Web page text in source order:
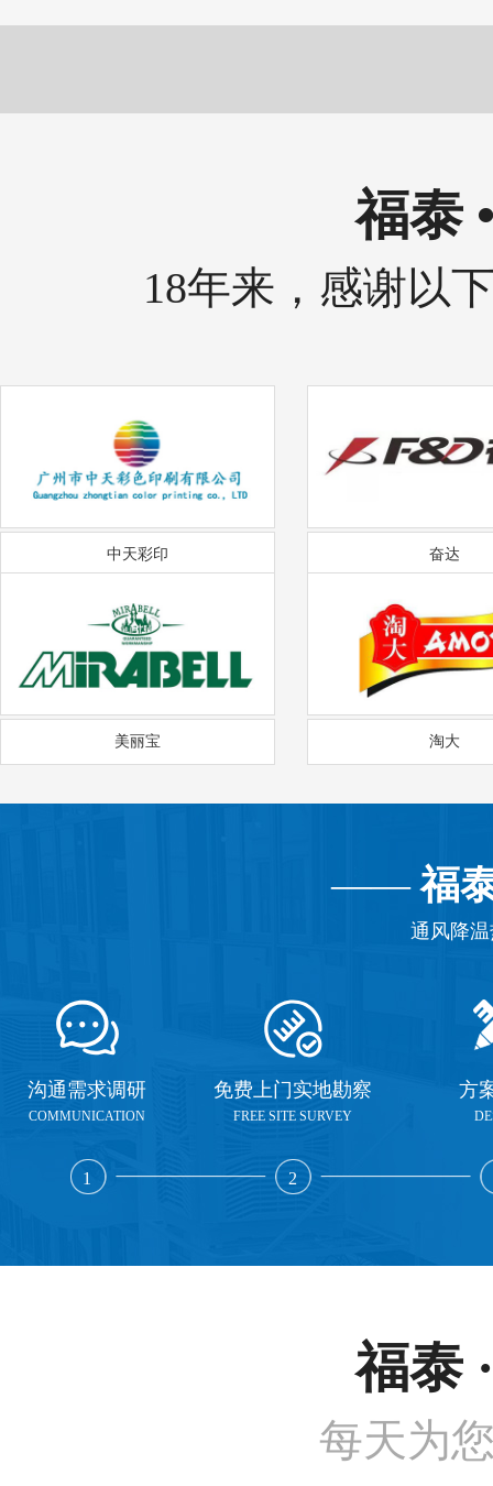
福泰
18年来，感谢以
中天彩印 奋达
美丽宝 淘大
——福
通风降
沟通需求调研
COMMUNICATION
1
免费上门实地勘察
FREE SITE SURVEY
2
方
福泰
每天为